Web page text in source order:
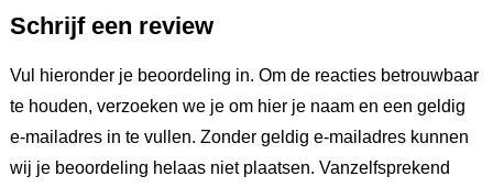
Schrijf een review
Vul hieronder je beoordeling in. Om de reacties betrouwbaar
te houden, verzoeken we je om hier je naam en een geldig
e-mailadres in te vullen. Zonder geldig e-mailadres kunnen
wij je beoordeling helaas niet plaatsen. Vanzelfsprekend